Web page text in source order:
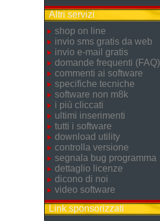
Altri servizi
shop on line
invio sms gratis da web
invio e-mail gratis
domande frequenti (FAQ)
commenti ai software
specifiche tecniche
software non m8k
i più cliccati
ultimi inserimenti
tutti i software
download utility
controlla versione
segnala bug programma
dettaglio licenze
dicono di noi
video software
Link sponsorizzati